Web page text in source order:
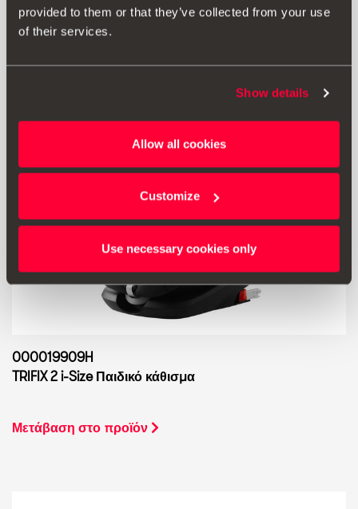
provided to them or that they’ve collected from your use
of their services.
Show details
Allow all cookies
Customize
Use necessary cookies only
Μετάβαση στο προϊόν
000019909H
TRIFIX 2 i-Size Παιδικό κάθισμα
Μετάβαση στο προϊόν